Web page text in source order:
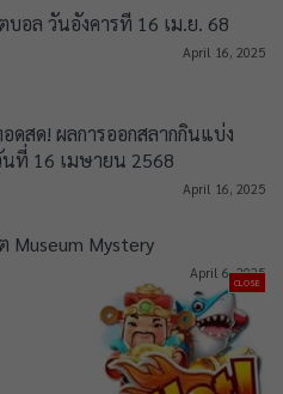
อล วันอังคารที่ 16 เม.ย. 68
April 16, 2025
ดสด! ผลการออกสลากกินแบ่ง
นที่ 16 เมษายน 2568
April 16, 2025
Museum Mystery
April 6, 2025
CLOSE